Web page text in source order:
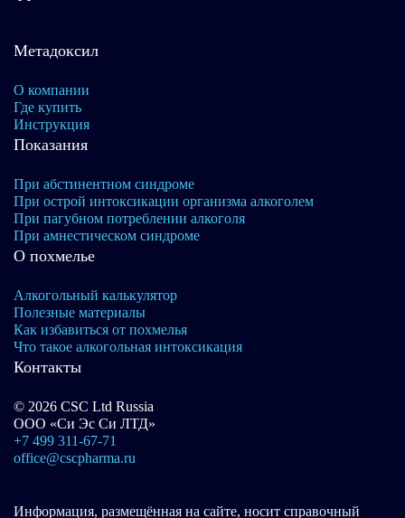
Метадоксил
О компании
Где купить
Инструкция
Показания
При абстинентном синдроме
При острой интоксикации организма алкоголем
При пагубном потреблении алкоголя
При амнестическом синдроме
О похмелье
Алкогольный калькулятор
Полезные материалы
Как избавиться от похмелья
Что такое алкогольная интоксикация
Контакты
© 2026 CSC Ltd Russia
ООО «Си Эс Си ЛТД»
+7 499 311-67-71
office@cscpharma.ru
Информация, размещённая на сайте, носит справочный